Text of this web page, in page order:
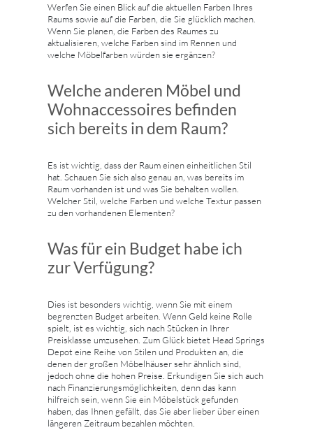
Werfen Sie einen Blick auf die aktuellen Farben Ihres
Raums sowie auf die Farben, die Sie glücklich machen.
Wenn Sie planen, die Farben des Raumes zu
aktualisieren, welche Farben sind im Rennen und
welche Möbelfarben würden sie ergänzen?
Welche anderen Möbel und
Wohnaccessoires befinden
sich bereits in dem Raum?
Es ist wichtig, dass der Raum einen einheitlichen Stil
hat. Schauen Sie sich also genau an, was bereits im
Raum vorhanden ist und was Sie behalten wollen.
Welcher Stil, welche Farben und welche Textur passen
zu den vorhandenen Elementen?
Was für ein Budget habe ich
zur Verfügung?
Dies ist besonders wichtig, wenn Sie mit einem
begrenzten Budget arbeiten. Wenn Geld keine Rolle
spielt, ist es wichtig, sich nach Stücken in Ihrer
Preisklasse umzusehen. Zum Glück bietet Head Springs
Depot eine Reihe von Stilen und Produkten an, die
denen der großen Möbelhäuser sehr ähnlich sind,
jedoch ohne die hohen Preise. Erkundigen Sie sich auch
nach Finanzierungsmöglichkeiten, denn das kann
hilfreich sein, wenn Sie ein Möbelstück gefunden
haben, das Ihnen gefällt, das Sie aber lieber über einen
längeren Zeitraum bezahlen möchten.